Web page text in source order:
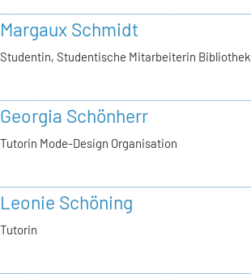
Margaux Schmidt
Studentin, Studentische Mitarbeiterin Bibliothek
Georgia Schönherr
Tutorin Mode-Design Organisation
Leonie Schöning
Tutorin